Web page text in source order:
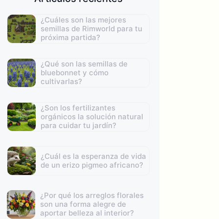
¿Cuáles son las mejores
semillas de Rimworld para tu
próxima partida?
¿Qué son las semillas de
bluebonnet y cómo
cultivarlas?
¿Son los fertilizantes
orgánicos la solución natural
para cuidar tu jardín?
¿Cuál es la esperanza de vida
de un erizo pigmeo africano?
¿Por qué los arreglos florales
son una forma alegre de
aportar belleza al interior?